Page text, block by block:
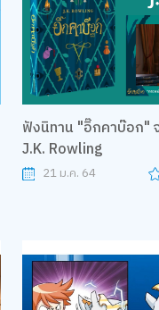
ฟังนิทาน "อิ๊กคาบ๊อก"
J.K. Rowling
21 ม.ค. 64